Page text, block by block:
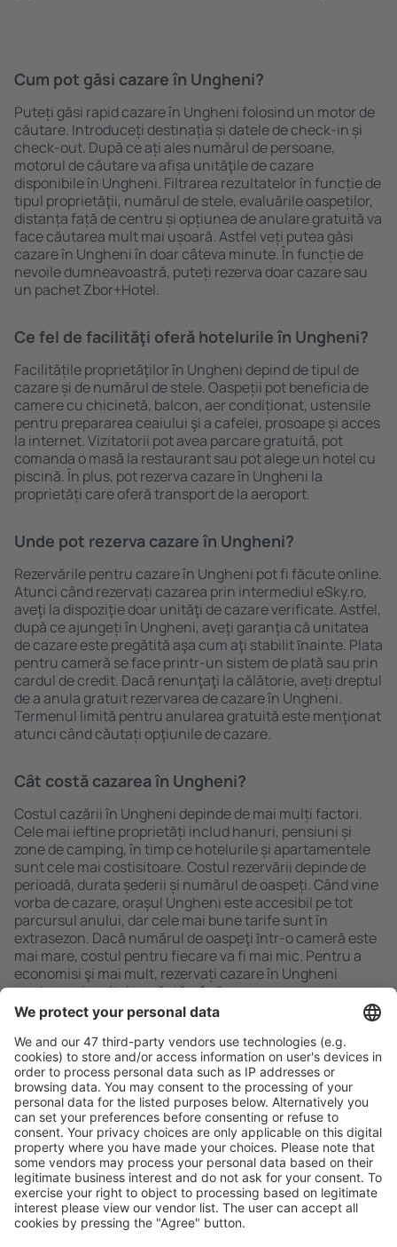
Cum pot găsi cazare în Ungheni?
Puteți găsi rapid cazare în Ungheni folosind un motor de
căutare. Introduceți destinația și datele de check-in și
check-out. După ce ați ales numărul de persoane,
motorul de căutare va afișa unităţile de cazare
disponibile în Ungheni. Filtrarea rezultatelor în funcție de
tipul proprietăţii, numărul de stele, evaluările oaspeților,
distanța față de centru și opțiunea de anulare gratuită va
face căutarea mult mai ușoară. Astfel veți putea găsi
cazare în Ungheni în doar câteva minute. În funcție de
nevoile dumneavoastră, puteți rezerva doar cazare sau
un pachet Zbor+Hotel.
Ce fel de facilităţi oferă hotelurile în Ungheni?
Facilitățile proprietăţilor în Ungheni depind de tipul de
cazare și de numărul de stele. Oaspeții pot beneficia de
camere cu chicinetă, balcon, aer condiționat, ustensile
pentru prepararea ceaiului şi a cafelei, prosoape și acces
la internet. Vizitatorii pot avea parcare gratuită, pot
comanda o masă la restaurant sau pot alege un hotel cu
piscină. În plus, pot rezerva cazare în Ungheni la
proprietăți care oferă transport de la aeroport.
Unde pot rezerva cazare în Ungheni?
Rezervările pentru cazare în Ungheni pot fi făcute online.
Atunci când rezervați cazarea prin intermediul eSky.ro,
aveţi la dispoziţie doar unităţi de cazare verificate. Astfel,
după ce ajungeți în Ungheni, aveţi garanţia că unitatea
de cazare este pregătită aşa cum aţi stabilit ȋnainte. Plata
pentru cameră se face printr-un sistem de plată sau prin
cardul de credit. Dacă renunţaţi la călătorie, aveți dreptul
de a anula gratuit rezervarea de cazare în Ungheni.
Termenul limită pentru anularea gratuită este menţionat
atunci când căutați opţiunile de cazare.
Cât costă cazarea în Ungheni?
Costul cazării în Ungheni depinde de mai mulți factori.
Cele mai ieftine proprietăți includ hanuri, pensiuni și
zone de camping, în timp ce hotelurile și apartamentele
sunt cele mai costisitoare. Costul rezervării depinde de
perioadă, durata șederii și numărul de oaspeți. Când vine
vorba de cazare, oraşul Ungheni este accesibil pe tot
parcursul anului, dar cele mai bune tarife sunt în
extrasezon. Dacă numărul de oaspeţi ȋntr-o cameră este
mai mare, costul pentru fiecare va fi mai mic. Pentru a
economisi şi mai mult, rezervați cazare în Ungheni
pentru mai mult de o săptămână.
Caută rapid şi uşor
Ofertă adaptată aşteptărilor tale.
Planifică ȋn siguranţă
Rezervare fără griji cu opțiune gratuită de anulare.
Economiseşte mai mult